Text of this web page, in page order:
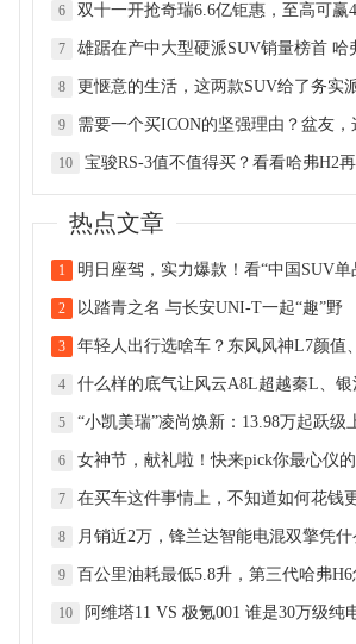
6 双十一开抢奇瑞6.6亿钜惠，至高可赢
7 雄踞在产中大型硬派SUV销量榜首 哈
8 更惬意的生活，这两款SUV给了务实
9 需要一个买ICON的坚强理由？盆友，
10 宝骏RS-3值不值得买？看看哈弗H2
热点文章
1 明日座驾，实力爆款！看“中国SUV单
2 以踏青之名 与长安UNI-T一起“趣”野
3 年轻人出行选啥车？东风风神L7颜值
4 什么样的底气让风云A8L超越秦L、银
5 “小凯美瑞”凌尚焕新：13.98万起跃级
6 女神节，献礼啦！快来pick你最心仪的
7 在买车这件事情上，不知道如何花钱
8 月销近2万，锋兰达智能电混双擎凭什
9 百公里油耗最低5.8升，第三代哈弗H6
10 阿维塔11 VS 极氪001 谁是30万级纯